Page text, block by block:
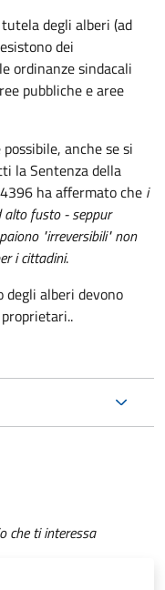
degli alberi (ad
dei
ordinanze sindacali
pubbliche e aree
anche se si
la Sentenza della
ha affermato che i
alto fusto - seppur
"irreversibili" non
i cittadini.
alberi devono
che ti interessa